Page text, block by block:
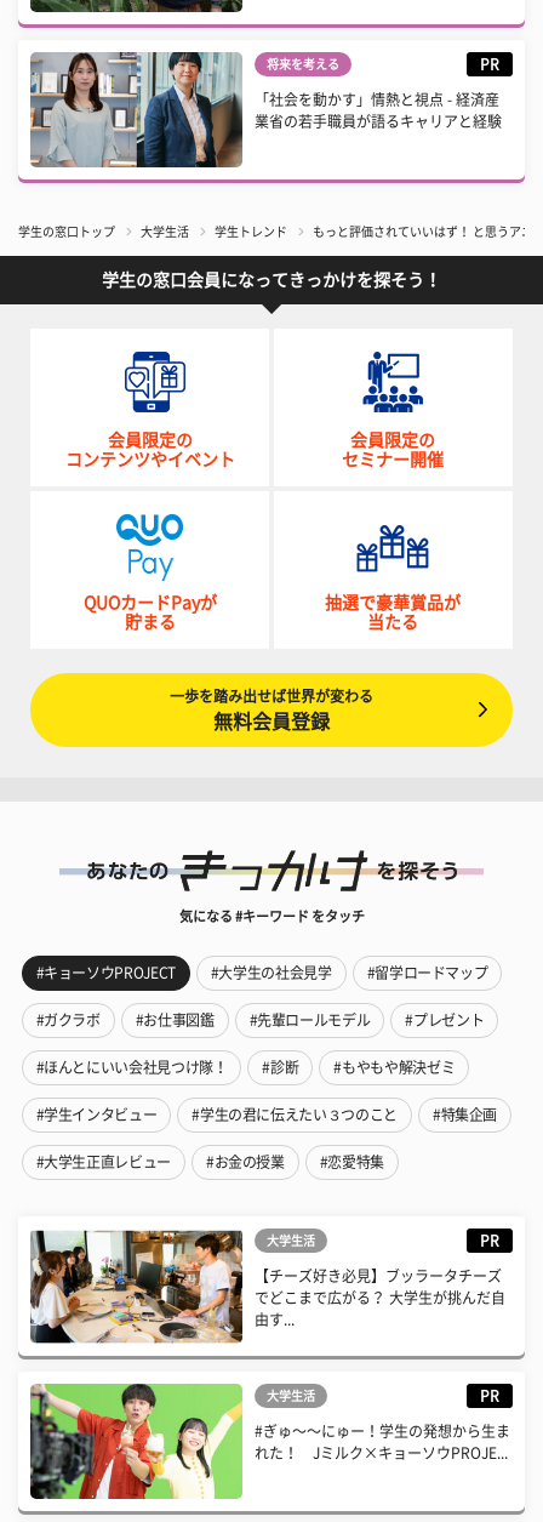
将来を考える PR
「社会を動かす」情熱と視点 - 経済産
業省の若手職員が語るキャリアと経験
学生の窓口トップ 大学生活 学生トレンド もっと評価されていいはず！ と思うアニ
学生の窓口会員になってきっかけを探そう！
会員限定の
コンテンツやイベント
会員限定の
セミナー開催
QUOカードPayが
貯まる
抽選で豪華賞品が
当たる
一歩を踏み出せば世界が変わる
無料会員登録
気になる #キーワード をタッチ
#キョーソウPROJECT #大学生の社会見学 #留学ロードマップ
#ガクラボ #お仕事図鑑 #先輩ロールモデル #プレゼント
#ほんとにいい会社見つけ隊！ #診断 #もやもや解決ゼミ
#学生インタビュー #学生の君に伝えたい３つのこと #特集企画
#大学生正直レビュー #お金の授業 #恋愛特集
大学生活 PR
【チーズ好き必見】ブッラータチーズ
でどこまで広がる？ 大学生が挑んだ自
由す...
大学生活 PR
#ぎゅ〜〜にゅー！学生の発想から生ま
れた！ Jミルク×キョーソウPROJE...